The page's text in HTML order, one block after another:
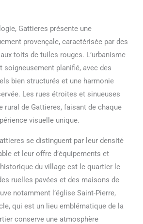
Gattieres présente une
provençale, caractérisée par des
toits de tuiles rouges. L’urbanisme
soigneusement planifié, avec des
bien structurés et une harmonie
Les rues étroites et sinueuses
rural de Gattieres, faisant de chaque
visuelle unique.
se distinguent par leur densité
et leur offre d’équipements et
du village est le quartier le
ruelles pavées et des maisons de
notamment l’église Saint-Pierre,
qui est un lieu emblématique de la
conserve une atmosphère